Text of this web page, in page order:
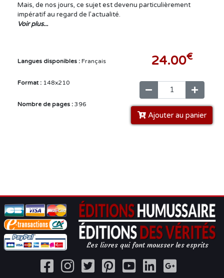
Mais, de nos jours, ce sujet est devenu particulièrement
impératif au regard de l’actualité.
Voir plus...
Langues disponibles : Français
Format : 148x210
Nombre de pages : 396
24.00€
Ajouter au panier
Les livres qui font mousser les esprits